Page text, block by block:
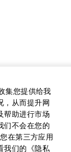
集您提供给我
，从而提升网
帮助进行市场
们不会在您的
在第三方应用
我们的《隐私